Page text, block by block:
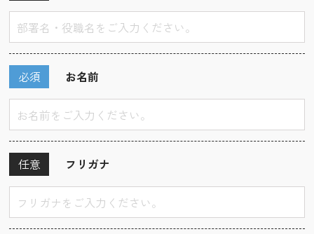
お名前
必須
フリガナ
任意